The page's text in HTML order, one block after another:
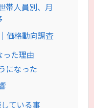
帯人員別、月
価格動向調査
った理由
になった
ている事